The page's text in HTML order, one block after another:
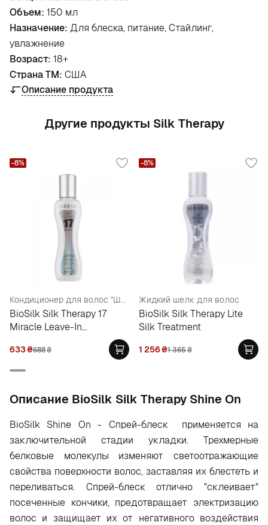
Объем: 150 мл
Назначение: Для блеска, питание, Стайлинг,
увлажнение
Возраст: 18+
Страна ТМ: США
Описание продукта
Другие продукты Silk Therapy
Кондиционер для волос "Шелковая Терапия"
BioSilk Silk Therapy 17
Miracle Leave-In
633₴688₴
-8%
Жидкий шелк для волос
BioSilk Silk Therapy Lite
Silk Treatment
1 256₴1 365₴
-8%
Oписание BioSilk Silk Therapy Shine On
BioSilk Shine On - Спрей-блеск применяется на
заключительной стадии укладки. Трехмерные
белковые молекулы изменяют светоотражающие
свойства поверхности волос, заставляя их блестеть и
переливаться. Спрей-блеск отлично "склеивает"
посеченные кончики, предотвращает электризацию
волос и защищает их от негативного воздействия